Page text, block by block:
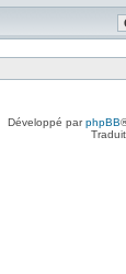
Développé parphpBB